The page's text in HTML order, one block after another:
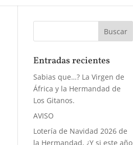
Entradas recientes
Sabias que…? La Virgen de
África y la Hermandad de
Los Gitanos.
AVISO
Lotería de Navidad 2026 de
la Hermandad, ¿Y si este año